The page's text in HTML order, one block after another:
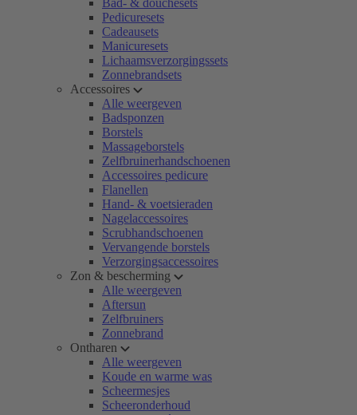
Bad- & douchesets
Pedicuresets
Cadeausets
Manicuresets
Lichaamsverzorgingssets
Zonnebrandsets
Accessoires
Alle weergeven
Badsponzen
Borstels
Massageborstels
Zelfbruinerhandschoenen
Accessoires pedicure
Flanellen
Hand- & voetsieraden
Nagelaccessoires
Scrubhandschoenen
Vervangende borstels
Verzorgingsaccessoires
Zon & bescherming
Alle weergeven
Aftersun
Zelfbruiners
Zonnebrand
Ontharen
Alle weergeven
Koude en warme was
Scheermesjes
Scheeronderhoud